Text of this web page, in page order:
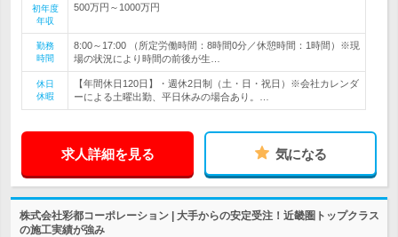
初年度
年収
500万円～1000万円
勤務
時間
8:00～17:00 （所定労働時間：8時間0分／休憩時間：1時間）※現
場の状況により時間の前後が生…
休日
休暇
【年間休日120日】・週休2日制（土・日・祝日）※会社カレンダ
ーによる土曜出勤、平日休みの場合あり。…
求人詳細を見る 気になる
株式会社彩都コーポレーション | 大手からの安定受注！近畿圏トップクラス
の施工実績が強み